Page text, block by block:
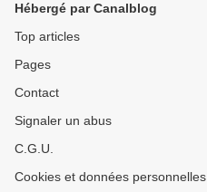
Hébergé par Canalblog
Top articles
Pages
Contact
Signaler un abus
C.G.U.
Cookies et données personnelles